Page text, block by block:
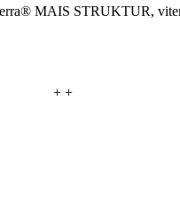
MAIS STRUKTUR,
+ +